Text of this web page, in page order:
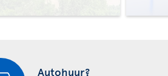
Autohuur?